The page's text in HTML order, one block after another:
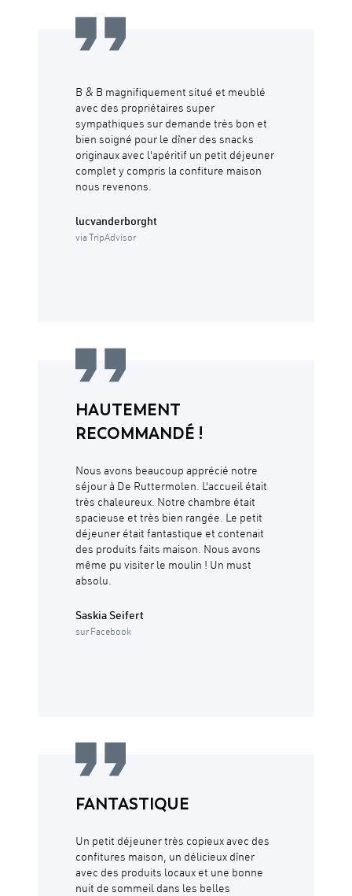
B & B magnifiquement situé et meublé
avec des propriétaires super
sympathiques sur demande très bon et
bien soigné pour le dîner des snacks
originaux avec l'apéritif un petit déjeuner
complet y compris la confiture maison
nous revenons.
lucvanderborght
via TripAdvisor
HAUTEMENT
RECOMMANDÉ !
Nous avons beaucoup apprécié notre
séjour à De Ruttermolen. L'accueil était
très chaleureux. Notre chambre était
spacieuse et très bien rangée. Le petit
déjeuner était fantastique et contenait
des produits faits maison. Nous avons
même pu visiter le moulin ! Un must
absolu.
Saskia Seifert
sur Facebook
FANTASTIQUE
Un petit déjeuner très copieux avec des
confitures maison, un délicieux dîner
avec des produits locaux et une bonne
nuit de sommeil dans les belles